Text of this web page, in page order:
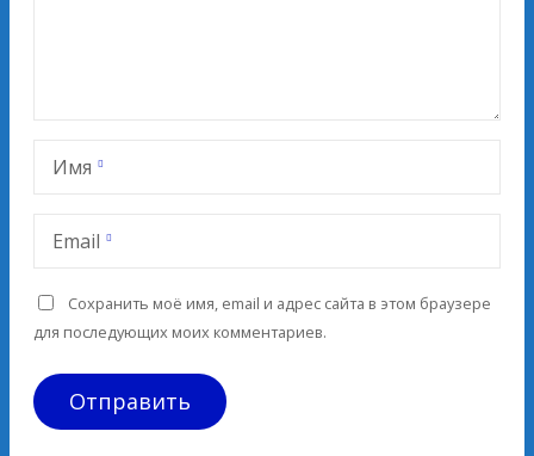
Имя
Email
Сохранить моё имя, email и адрес сайта в этом браузере
для последующих моих комментариев.